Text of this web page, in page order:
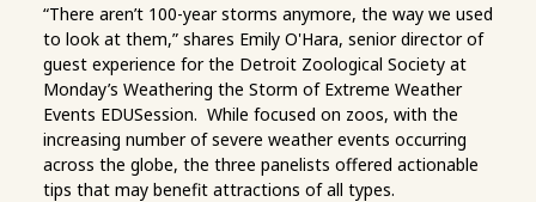
“There aren’t 100-year storms anymore, the way we used
to look at them,” shares Emily O'Hara, senior director of
guest experience for the Detroit Zoological Society at
Monday’s Weathering the Storm of Extreme Weather
Events EDUSession. While focused on zoos, with the
increasing number of severe weather events occurring
across the globe, the three panelists offered actionable
tips that may benefit attractions of all types.